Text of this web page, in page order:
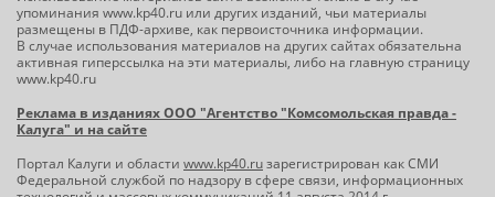
упоминания www.kp40.ru или других изданий, чьи материалы
размещены в ПДФ-архиве, как первоисточника информации.
В случае использования материалов на других сайтах обязательна
активная гиперссылка на эти материалы, либо на главную страницу
www.kp40.ru
Реклама в изданиях ООО "Агентство "Комсомольская правда -
Калуга" и на сайте
Портал Калуги и области www.kp40.ruзарегистрирован как СМИ
Федеральной службой по надзору в сфере связи, информационных